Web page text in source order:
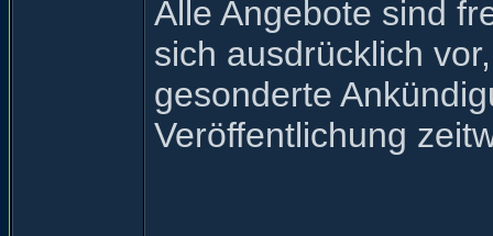
Alle Angebote sind
sich ausdrücklich
gesonderte
Veröffentlichung